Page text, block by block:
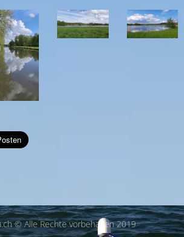
© Alle Rechte vorbehalten 2019